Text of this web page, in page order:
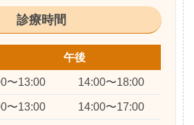
診療時間
午後
〜13:00 14:00〜18:00
〜13:00 14:00〜17:00